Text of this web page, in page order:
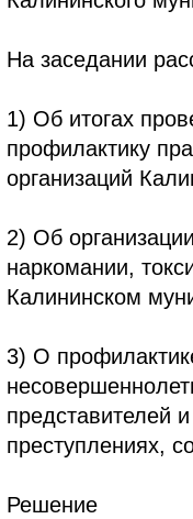
На заседании
1) Об итогах
профилактику
организаций
2) Об
наркомании,
Калининском
3) О
представителей
преступлениях,
Решение